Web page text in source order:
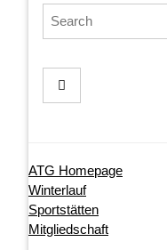
ATG Homepage
Winterlauf
Sportstätten
Mitgliedschaft